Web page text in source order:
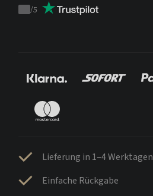
Trustpilot
/5
Lieferung in 1–4 Werktagen
Einfache Rückgabe